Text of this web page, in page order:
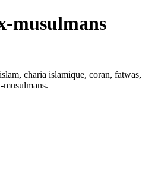
musulmans
charia islamique, coran, fatwas,
musulmans.